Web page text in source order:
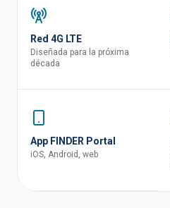
Red 4G LTE
Diseñada para la próxima
década
App FINDER Portal
iOS, Android, web